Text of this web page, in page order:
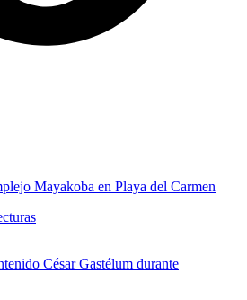
Mayakoba en Playa del Carmen
César Gastélum durante